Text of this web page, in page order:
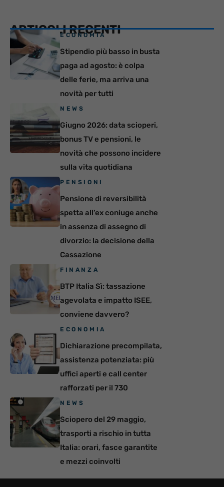
ARTICOLI RECENTI
ECONOMIA
Stipendio più basso in busta
paga ad agosto: è colpa
delle ferie, ma arriva una
novità per tutti
NEWS
Giugno 2026: data scioperi,
bonus TV e pensioni, le
novità che possono incidere
sulla vita quotidiana
PENSIONI
Pensione di reversibilità
spetta all’ex coniuge anche
in assenza di assegno di
divorzio: la decisione della
Cassazione
FINANZA
BTP Italia Sì: tassazione
agevolata e impatto ISEE,
conviene davvero?
ECONOMIA
Dichiarazione precompilata,
assistenza potenziata: più
uffici aperti e call center
rafforzati per il 730
NEWS
Sciopero del 29 maggio,
trasporti a rischio in tutta
Italia: orari, fasce garantite
e mezzi coinvolti